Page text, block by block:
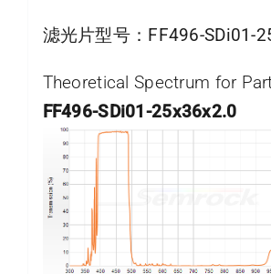
滤光片型号： FF496-SDi01-
Theoretical Spectrum for
FF496-SDi01-25x36x2.0